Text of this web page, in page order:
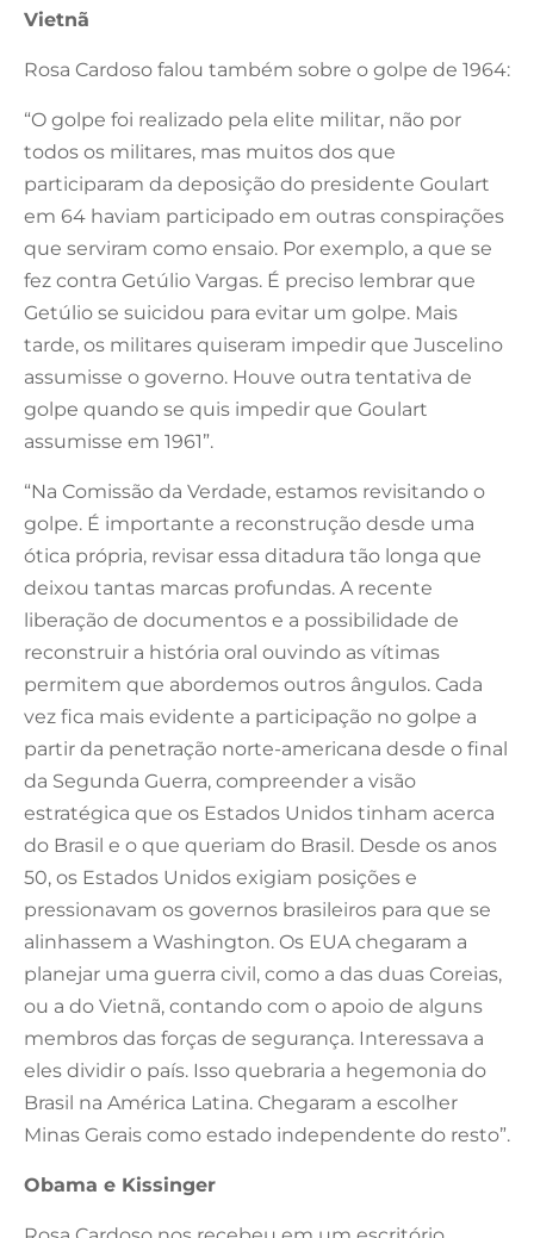
Vietnã
Rosa Cardoso falou também sobre o golpe de 1964:
“O golpe foi realizado pela elite militar, não por
todos os militares, mas muitos dos que
participaram da deposição do presidente Goulart
em 64 haviam participado em outras conspirações
que serviram como ensaio. Por exemplo, a que se
fez contra Getúlio Vargas. É preciso lembrar que
Getúlio se suicidou para evitar um golpe. Mais
tarde, os militares quiseram impedir que Juscelino
assumisse o governo. Houve outra tentativa de
golpe quando se quis impedir que Goulart
assumisse em 1961”.
“Na Comissão da Verdade, estamos revisitando o
golpe. É importante a reconstrução desde uma
ótica própria, revisar essa ditadura tão longa que
deixou tantas marcas profundas. A recente
liberação de documentos e a possibilidade de
reconstruir a história oral ouvindo as vítimas
permitem que abordemos outros ângulos. Cada
vez fica mais evidente a participação no golpe a
partir da penetração norte-americana desde o final
da Segunda Guerra, compreender a visão
estratégica que os Estados Unidos tinham acerca
do Brasil e o que queriam do Brasil. Desde os anos
50, os Estados Unidos exigiam posições e
pressionavam os governos brasileiros para que se
alinhassem a Washington. Os EUA chegaram a
planejar uma guerra civil, como a das duas Coreias,
ou a do Vietnã, contando com o apoio de alguns
membros das forças de segurança. Interessava a
eles dividir o país. Isso quebraria a hegemonia do
Brasil na América Latina. Chegaram a escolher
Minas Gerais como estado independente do resto”.
Obama e Kissinger